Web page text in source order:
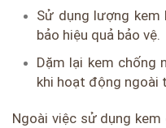
Sử dụng lượng
bảo hiệu quả bảo vệ.
Dặm lại kem chống
khi hoạt động ngoài
Ngoài việc sử dụng kem